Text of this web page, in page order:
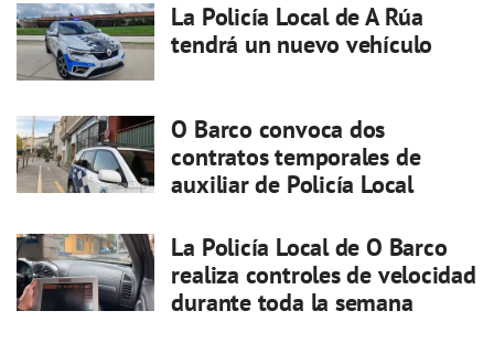
La Policía Local de A Rúa
tendrá un nuevo vehículo
O Barco convoca dos
contratos temporales de
auxiliar de Policía Local
La Policía Local de O Barco
realiza controles de velocidad
durante toda la semana